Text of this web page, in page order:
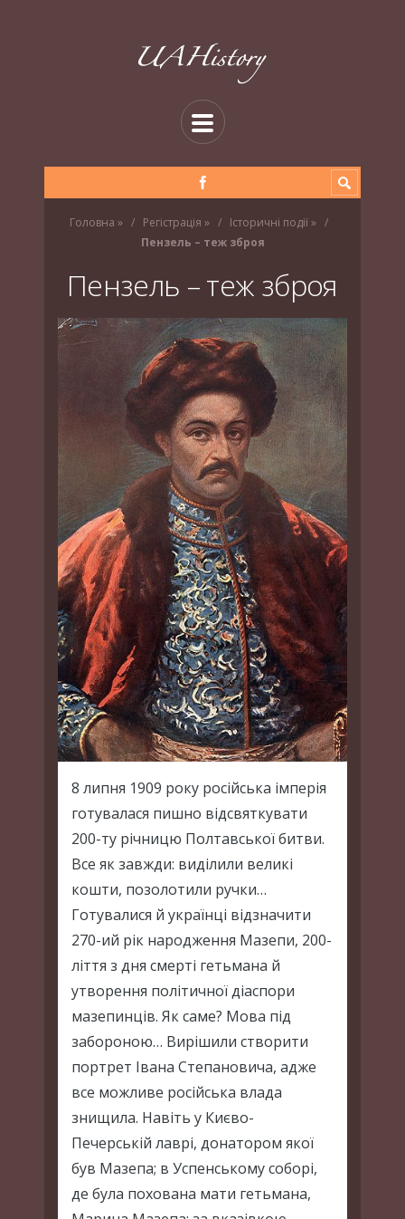
Головна » Регістрація » Історичні події»
Пензель – теж зброя
Пензель – теж зброя
8 липня 1909 року російська імперія
готувалася пишно відсвяткувати
200-ту річницю Полтавської битви.
Все як завжди: виділили великі
кошти, позолотили ручки…
Готувалися й українці відзначити
270-ий рік народження Мазепи, 200-
ліття з дня смерті гетьмана й
утворення політичної діаспори
мазепинців. Як саме? Мова під
забороною… Вирішили створити
портрет Івана Степановича, адже
все можливе російська влада
знищила. Навіть у Києво-
Печерській лаврі, донатором якої
був Мазепа; в Успенському соборі,
де була похована мати гетьмана,